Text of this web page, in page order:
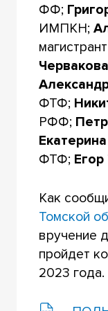
ФФ;
ИМПКН;
Червакова
ФТФ;
РФФ;
ФТФ; Егор
Как
Томской
вручение
пройдет
2023 года.